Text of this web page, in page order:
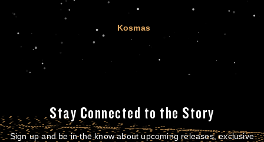
Kosmas
Stay Connected to the Story
Sign up and be in the know about upcoming releases, exclusive